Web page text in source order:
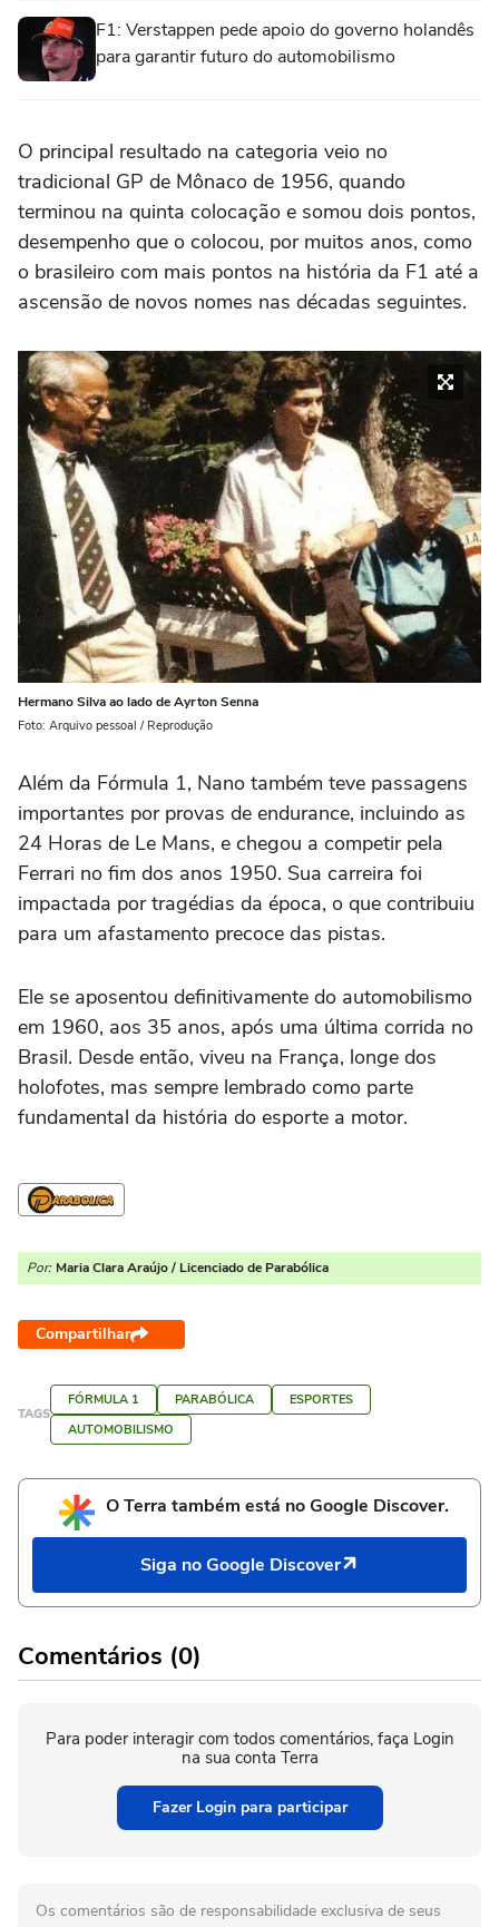
F1: Verstappen pede apoio do governo holandês
para garantir futuro do automobilismo
O principal resultado na categoria veio no
tradicional GP de Mônaco de 1956, quando
terminou na quinta colocação e somou dois pontos,
desempenho que o colocou, por muitos anos, como
o brasileiro com mais pontos na história da F1 até a
ascensão de novos nomes nas décadas seguintes.
Hermano Silva ao lado de Ayrton Senna
Foto: Arquivo pessoal / Reprodução
Além da Fórmula 1, Nano também teve passagens
importantes por provas de endurance, incluindo as
24 Horas de Le Mans, e chegou a competir pela
Ferrari no fim dos anos 1950. Sua carreira foi
impactada por tragédias da época, o que contribuiu
para um afastamento precoce das pistas.
Ele se aposentou definitivamente do automobilismo
em 1960, aos 35 anos, após uma última corrida no
Brasil. Desde então, viveu na França, longe dos
holofotes, mas sempre lembrado como parte
fundamental da história do esporte a motor.
Por: Maria Clara Araújo / Licenciado de Parabólica
Compartilhar
TAGS
FÓRMULA 1 PARABÓLICA
ESPORTES
AUTOMOBILISMO
O Terra também está no Google Discover.
Siga no Google Discover
Comentários (0)
Para poder interagir com todos comentários, faça Login
na sua conta Terra
Fazer Login para participar
Os comentários são de responsabilidade exclusiva de seus